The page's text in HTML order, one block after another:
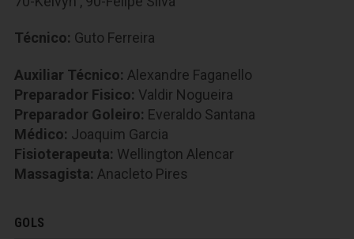
Técnico: Guto Ferreira
Auxiliar Técnico: Alexandre Faganello
Preparador Fisico: Valdir Nogueira
Preparador Goleiro: Everaldo Santana
Médico: Joaquim Garcia
Fisioterapeuta: Wellington Alencar
Massagista: Anacleto Pires
GOLS